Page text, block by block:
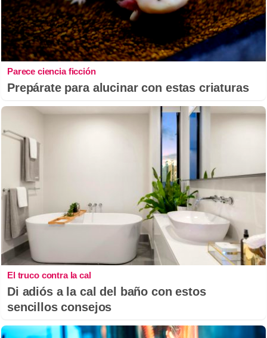
Parece ciencia ficción
Prepárate para alucinar con estas criaturas
El truco contra la cal
Di adiós a la cal del baño con estos
sencillos consejos